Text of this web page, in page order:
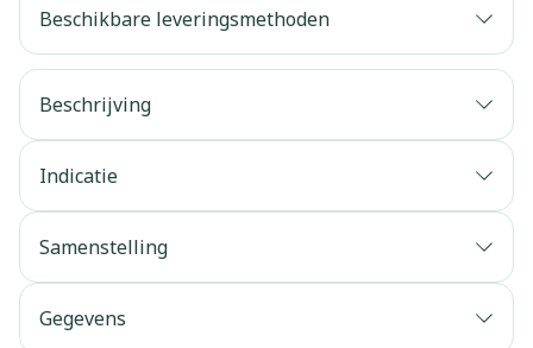
Beschikbare leveringsmethoden
Beschrijving
Indicatie
Samenstelling
Gegevens